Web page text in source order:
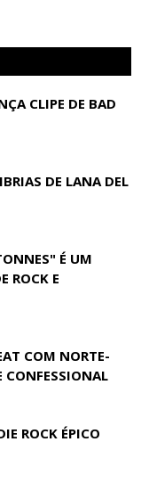
CLIPE DE BAD
DE LANA DEL
É UM
ROCK E
COM NORTE-
CONFESSIONAL
ROCK ÉPICO